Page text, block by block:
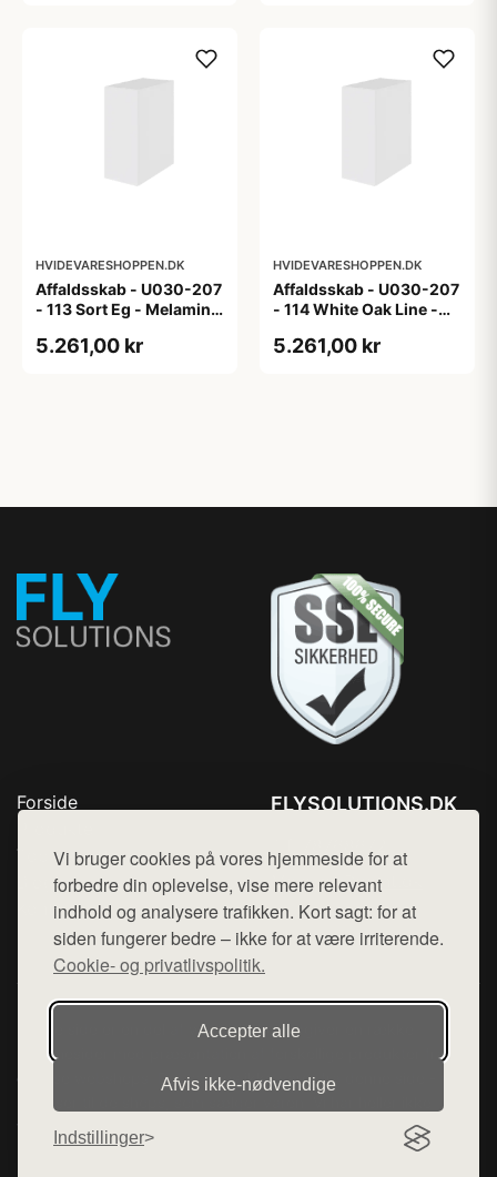
Vi bruger cookies på vores hjemmeside for at
forbedre din oplevelse, vise mere relevant
indhold og analysere trafikken. Kort sagt: for at
siden fungerer bedre – ikke for at være irriterende.
Cookie- og privatlivspolitik.
Accepter alle
Afvis ikke‑nødvendige
Indstillinger
HVIDEVARESHOPPEN.DK
Affaldsskab - U030-207
- 113 Sort Eg - Melamin,
5.261,00 kr
HVIDEVARESHOPPEN.DK
Affaldsskab - U030-207
- 114 White Oak Line -
5.261,00 kr
Forside
Top Rabatter
Blog
Kontakt
FLYSOLUTIONS.DK
Mail: hej@want.dk
Cookie- og privatlivspolitik
Denne side er en del af want.dk, der udgiver en række
hjemmesider med præsentation af forskellige produkter fra
diverse webshops. Der sælges ikke varer fra denne side - vi
henviser til de shops, som sælger varen. Vi har heller ikke
varerne på lager.